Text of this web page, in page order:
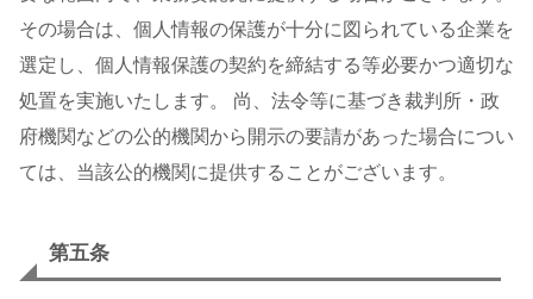
その場合は、個人情報の保護が十分に図られている企業を
選定し、個人情報保護の契約を締結する等必要かつ適切な
処置を実施いたします。 尚、法令等に基づき裁判所・政
府機関などの公的機関から開示の要請があった場合につい
ては、当該公的機関に提供することがございます。
第五条